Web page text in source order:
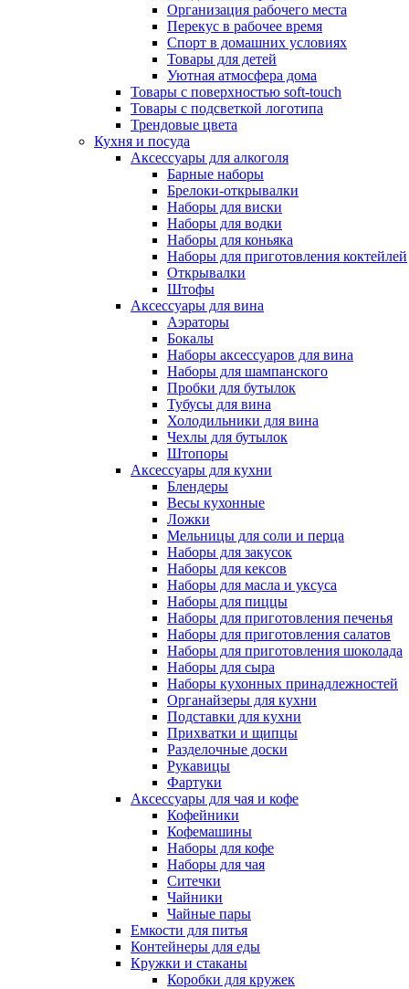
Организация рабочего места
Перекус в рабочее время
Спорт в домашних условиях
Товары для детей
Уютная атмосфера дома
Товары с поверхностью soft-touch
Товары с подсветкой логотипа
Трендовые цвета
Кухня и посуда
Аксессуары для алкоголя
Барные наборы
Брелоки-открывалки
Наборы для виски
Наборы для водки
Наборы для коньяка
Наборы для приготовления коктейлей
Открывалки
Штофы
Аксессуары для вина
Аэраторы
Бокалы
Наборы аксессуаров для вина
Наборы для шампанского
Пробки для бутылок
Тубусы для вина
Холодильники для вина
Чехлы для бутылок
Штопоры
Аксессуары для кухни
Блендеры
Весы кухонные
Ложки
Мельницы для соли и перца
Наборы для закусок
Наборы для кексов
Наборы для масла и уксуса
Наборы для пиццы
Наборы для приготовления печенья
Наборы для приготовления салатов
Наборы для приготовления шоколада
Наборы для сыра
Наборы кухонных принадлежностей
Органайзеры для кухни
Подставки для кухни
Прихватки и щипцы
Разделочные доски
Рукавицы
Фартуки
Аксессуары для чая и кофе
Кофейники
Кофемашины
Наборы для кофе
Наборы для чая
Ситечки
Чайники
Чайные пары
Емкости для питья
Контейнеры для еды
Кружки и стаканы
Коробки для кружек